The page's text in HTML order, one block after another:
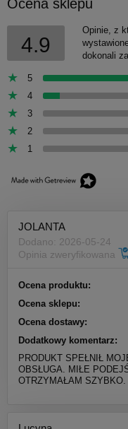
Ocena sklepu
4.9
Opinie, z
dokonali
5
4
3
2
1
JOLANTA
Dodano: 2026-05-24
Opinia zweryfikowana
Ocena produktu:
Ocena sklepu:
Ocena dostawy:
Dodatkowy komentarz:
PRODUKT SPEŁNIŁ
OBSŁUGA. MIŁE
OTRZYMAŁAM SZYBKO.